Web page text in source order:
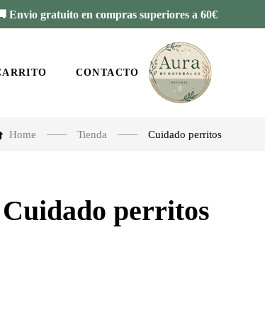
Envio gratuito en compras superiores a 60€
CONTACTO
Home Tienda Cuidado perritos
Cuidado perritos